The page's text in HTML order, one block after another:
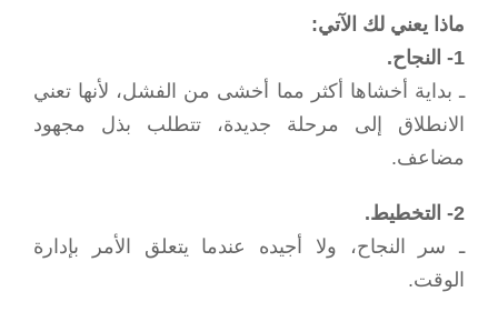
ماذا يعني لك الآتي:
1- النجاح.
ـ بداية أخشاها أكثر مما أخشى من الفشل، لأنها تعني
الانطلاق إلى مرحلة جديدة، تتطلب بذل مجهود
مضاعف.
2- التخطيط.
ـ سر النجاح، ولا أجيده عندما يتعلق الأمر بإدارة
الوقت.